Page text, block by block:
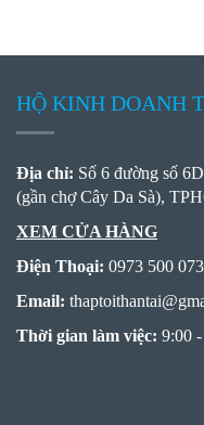
HỘ KINH DOANH
Địa chỉ: Số 6 đường số
(gần chợ Cây Da Sà),
XEM CỬA HÀNG
Điện Thoại: 0973 500 073
Email: thaptoithantai@
Thời gian làm việc: 9:00